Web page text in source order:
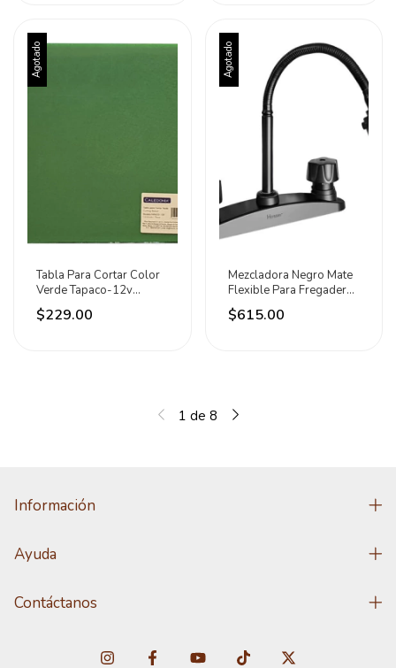
Agotado
Tabla Para Cortar Color
Verde Tapaco-12v
Caledonia Lisa Verde
$229.00
Agotado
Mezcladora Negro Mate
Flexible Para Fregadero
Hosser
$615.00
1 de 8
Información
Ayuda
Contáctanos